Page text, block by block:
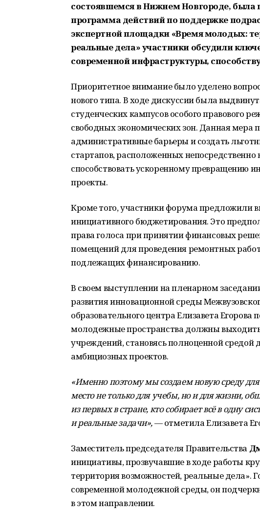
состоявшемся в Нижнем Новгороде, была
программа действий по поддержке
экспертной площадки «Время молодых:
реальные дела» участники обсудили
современной инфраструктуры,
Приоритетное внимание было уделено
нового типа. В ходе дискуссии была
студенческих кампусов особого правового
свободных экономических зон. Данная мера
административные барьеры и создать
стартапов, расположенных
способствовать ускоренному превращению
проекты.
Кроме того, участники форума предложили
инициативного бюджетирования. Это
права голоса при принятии финансовых
помещений для проведения ремонтных
подлежащих финансированию.
В своем выступлении на пленарном
развития инновационной среды
образовательного центра Елизавета
молодежные пространства должны
учреждений, становясь полноценной
амбициозных проектов.
«Именно поэтому мы создаем новую среду
место не только для учебы, но и для жизни,
из первых в стране, кто собирает всё в одну
и реальные задачи»,— отметила Елизавета
Заместитель председателя Правительства
инициативы, прозвучавшие в ходе работы
территория возможностей, реальные дела».
современной молодежной среды, он
в этом направлении.